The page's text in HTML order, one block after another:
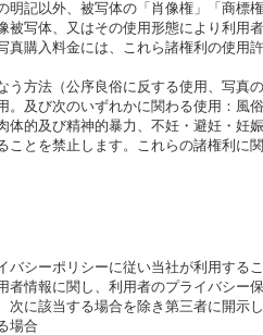
明記以外、被写体の「肖像権」「商標
被写体、又はその使用形態により利用
真購入料金には、これら諸権利の使用
う方法（公序良俗に反する使用、写真
。及び次のいずれかに関わる使用：風
体的及び精神的暴力、不妊・避妊・妊
ことを禁止します。これらの諸権利に
バシーポリシーに従い当社が利用する
者情報に関し、利用者のプライバシー
次に該当する場合を除き第三者に開示
場合